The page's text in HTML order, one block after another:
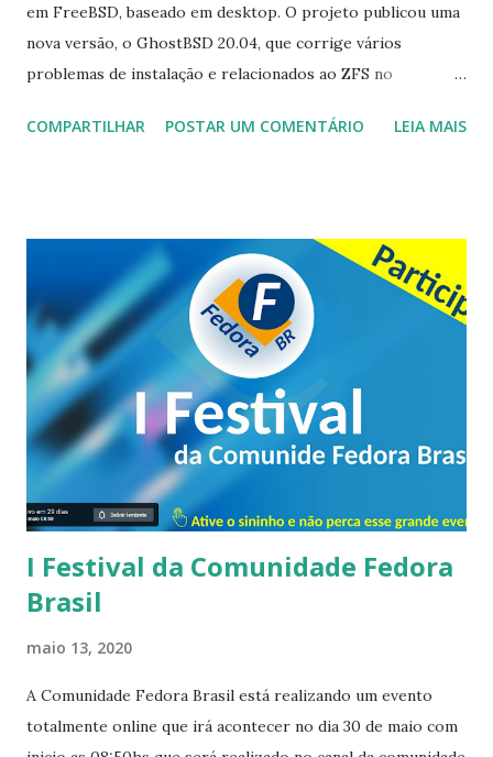
em FreeBSD, baseado em desktop. O projeto publicou uma
nova versão, o GhostBSD 20.04, que corrige vários
problemas de instalação e relacionados ao ZFS no
disponibilidade do GhostBSD 20.04, mas primeiro obrigado
sistema operacional e várias atualizações de aplicativos de
software e muitas melhorias, como substituir o gnome-
mount e hald pelo FreeBSD devd e Vermaden automount,
que tornam a montagem e desmontagem automáticas de
dispositivos externos muito mais estáveis ​​e suportam mais
sistemas de arquivos.O que mudou e foi corrigido desde
20.03: A opção fixa do ZFS forçou 4k no ZFS completo
Adicionado 4k ao padrão ao criar a partição ZFS com o
editor de partições instalador Limpeza de pool corrigida
ao excluir a par...
COMPARTILHAR POSTAR UM COMENTÁRIO LEIA MAIS
I Festival da Comunidade Fedora
Brasil
maio 13, 2020
A Comunidade Fedora Brasil está realizando um evento
totalmente online que irá acontecer no dia 30 de maio com